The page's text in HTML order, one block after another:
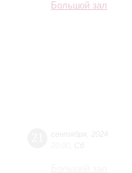
Большой зал